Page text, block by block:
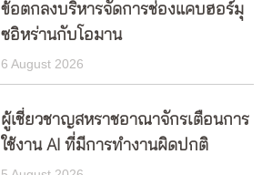
ข้อตกลงบริหารจัดการช่องแคบฮอร์มุ
ซอิหร่านกับโอมาน
6 August 2026
ผู้เชี่ยวชาญสหราชอาณาจักรเตือนการ
ใช้งาน AI ที่มีการทำงานผิดปกติ